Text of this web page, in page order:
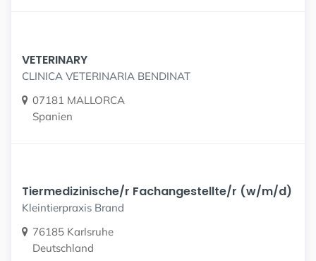
VETERINARY
CLINICA VETERINARIA BENDINAT
07181 MALLORCA
Spanien
Tiermedizinische/r Fachangestellte/r (w/m/d)
Kleintierpraxis Brand
76185 Karlsruhe
Deutschland